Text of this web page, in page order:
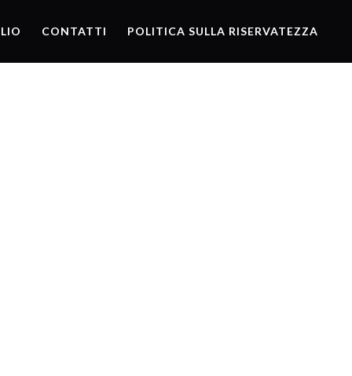
CONTATTI POLITICA SULLA RISERVATEZZA